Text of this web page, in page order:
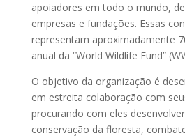
apoiadores em todo o mundo,
empresas e fundações. Essas
representam aproximadamente
anual da “World Wildlife Fund”
O objetivo da organização é
em estreita colaboração com
procurando com eles
conservação da floresta,